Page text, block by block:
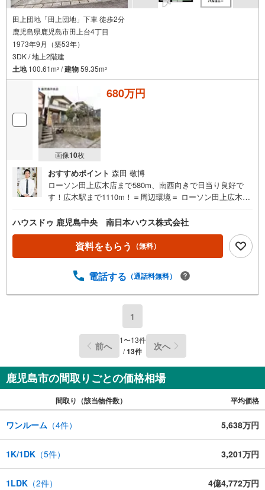
田上団地「田上団地」下車 徒歩2分
鹿児島県鹿児島市田上台4丁目
1973年9月（築53年）
3DK / 地上2階建
土地100.61m2 /建物59.35m2
画像10枚
680万円
おすすめポイント 森田 敬博
ローソン田上広木店まで580m、南西向きで日当り良好で
す！広木駅まで1110m！＝周辺環境＝ ローソン田上広木店
で1600m、紫原中学校まで2180m JR鹿児島本線/広木駅ま
で1110m 鹿児島交通/田上団地バス停まで120m 田上団地第
四公園まで100m 今から物件を見たい...ぴったりの物件を
探してほしい...月々どれくらいの支払いになるのか？買う
ど、様々なご要望にお応えします！ご希望があれば近隣の
計画、お申込みが可能です 売却のご相談・査定も無料で受
付中 お家のことならハウスドゥ鹿児島中央店の南日本ハウ
ハウスドゥ 鹿児島中央 南日本ハウス株式会社
資料をもらう （無料）
電話する （通話料無料）
1
前へ 1〜13件
/13件 次へ
鹿児島市の間取りごとの価格相場
間取り（該当物件数） 平均価格
ワンルーム （4件） 5,638万円
1K/1DK （5件） 3,201万円
1LDK （2件） 4億4,772万円